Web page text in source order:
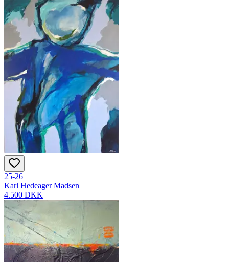
25-26
Karl Hedeager Madsen
4.500 DKK